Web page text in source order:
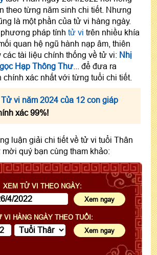
theo từng năm sinh chi tiết. Nhưng
là một phần của tử vi hàng ngày.
pháp tính tử vi trên nhiều khía
quan hệ ngũ hành nạp âm, thiên
các tài liệu chính thống về tử vi: Nhị
Hạp Thông Thư ... để đưa ra
chính xác nhất với từng tuổi chi tiết.
Tử vi năm 2024 của 12 con giáp
xác 99%!
luận giải chi tiết về tử vi tuổi Thân
mời quý bạn cùng tham khảo:
XEM TỬ VI THEO NGÀY:
VI HÀNG NGÀY THEO TUỔI: